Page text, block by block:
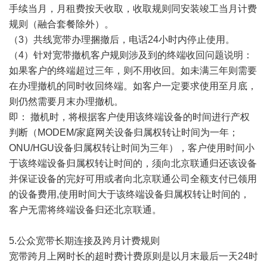
手续当月，月租费按天收取，收取规则同安装竣工当月计费
规则（融合套餐除外）。
（3）共线宽带办理捆撤后，电话24小时内停止使用。
（4）针对宽带撤机客户规则涉及到的终端收回问题说明：
如果客户的终端超过三年，则不用收回。如未满三年则需要
在办理撤机的同时收回终端。如客户一定要求使用至月底，
则仍然需要月末办理撤机。
即： 撤机时，将根据客户使用该终端设备的时间进行产权
判断（MODEM/家庭网关设备归属权转让时间为一年；
ONU/HGU设备归属权转让时间为三年），客户使用时间小
于该终端设备归属权转让时间的，须向北京联通归还该设备
并保证设备的完好可用或者向北京联通公司全额支付已领用
的设备费用,使用时间大于该终端设备归属权转让时间的，
客户无需将终端设备归还北京联通。
5.公众宽带长期连接及跨月计费规则
宽带跨月上网时长的超时费计费原则是以月末最后一天24时